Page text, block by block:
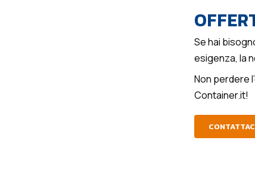
Se hai
esigenza, la
Non perdere
Container.it!